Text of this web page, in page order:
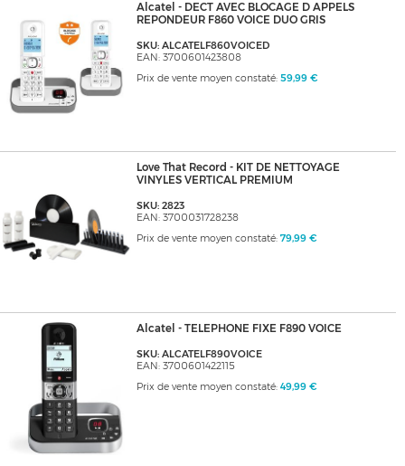
Alcatel - DECT AVEC BLOCAGE D APPELS
REPONDEUR F860 VOICE DUO GRIS
SKU: ALCATELF860VOICED
EAN: 3700601423808
Prix de vente moyen constaté: 59,99 €
Love That Record - KIT DE NETTOYAGE
VINYLES VERTICAL PREMIUM
SKU: 2823
EAN: 3700031728238
Prix de vente moyen constaté: 79,99 €
Alcatel - TELEPHONE FIXE F890 VOICE
SKU: ALCATELF890VOICE
EAN: 3700601422115
Prix de vente moyen constaté: 49,99 €